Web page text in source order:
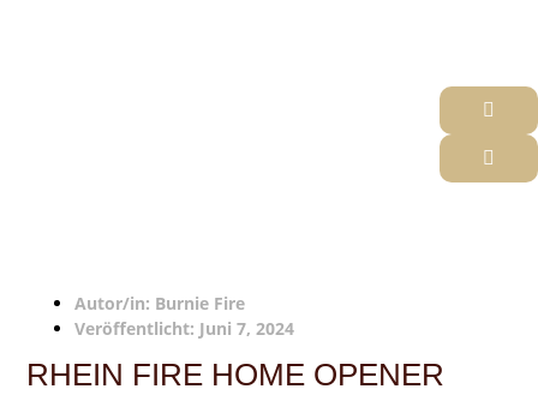
Autor/in: Burnie Fire
Veröffentlicht: Juni 7, 2024
RHEIN FIRE HOME OPENER